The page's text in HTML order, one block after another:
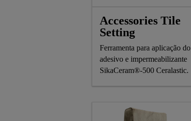
Accessories Tile
Setting
Ferramenta para aplicação do
adesivo e impermeabilizante
SikaCeram®-500 Ceralastic.